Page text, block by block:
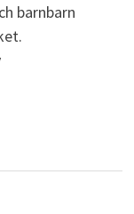
barnbarn